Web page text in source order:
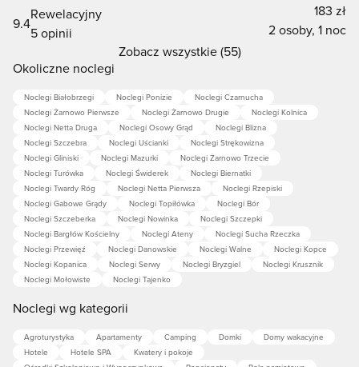
9.4
Rewelacyjny
5 opinii
183 zł
2 osoby, 1 noc
Zobacz wszystkie (55)
Okoliczne noclegi
Noclegi Białobrzegi Noclegi Ponizie
Noclegi Czarnucha
Noclegi Żarnowo Pierwsze
Noclegi Żarnowo Drugie
Noclegi Kolnica
Noclegi Netta Druga
Noclegi Osowy Grąd
Noclegi Blizna
Noclegi Szczebra
Noclegi Uścianki
Noclegi Strękowizna
Noclegi Gliniski
Noclegi Mazurki
Noclegi Żarnowo Trzecie
Noclegi Turówka
Noclegi Świderek
Noclegi Biernatki
Noclegi Twardy Róg
Noclegi Netta Pierwsza
Noclegi Rzepiski
Noclegi Gabowe Grądy
Noclegi Topiłówka
Noclegi Bór
Noclegi Szczeberka
Noclegi Nowinka
Noclegi Szczepki
Noclegi Bargłów Kościelny
Noclegi Ateny
Noclegi Sucha Rzeczka
Noclegi Przewięź
Noclegi Danowskie Noclegi Walne
Noclegi Kopce
Noclegi Kopanica
Noclegi Serwy Noclegi Bryzgiel
Noclegi Krusznik
Noclegi Mołowiste
Noclegi Tajenko
Noclegi wg kategorii
Agroturystyka Apartamenty Camping Domki
Domy wakacyjne
Hotele
Hotele SPA
Kwatery i pokoje